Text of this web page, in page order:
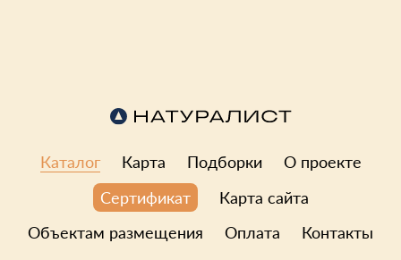
Каталог Карта Подборки
О проекте
Сертификат
Карта сайта
Объектам размещения
Оплата Контакты